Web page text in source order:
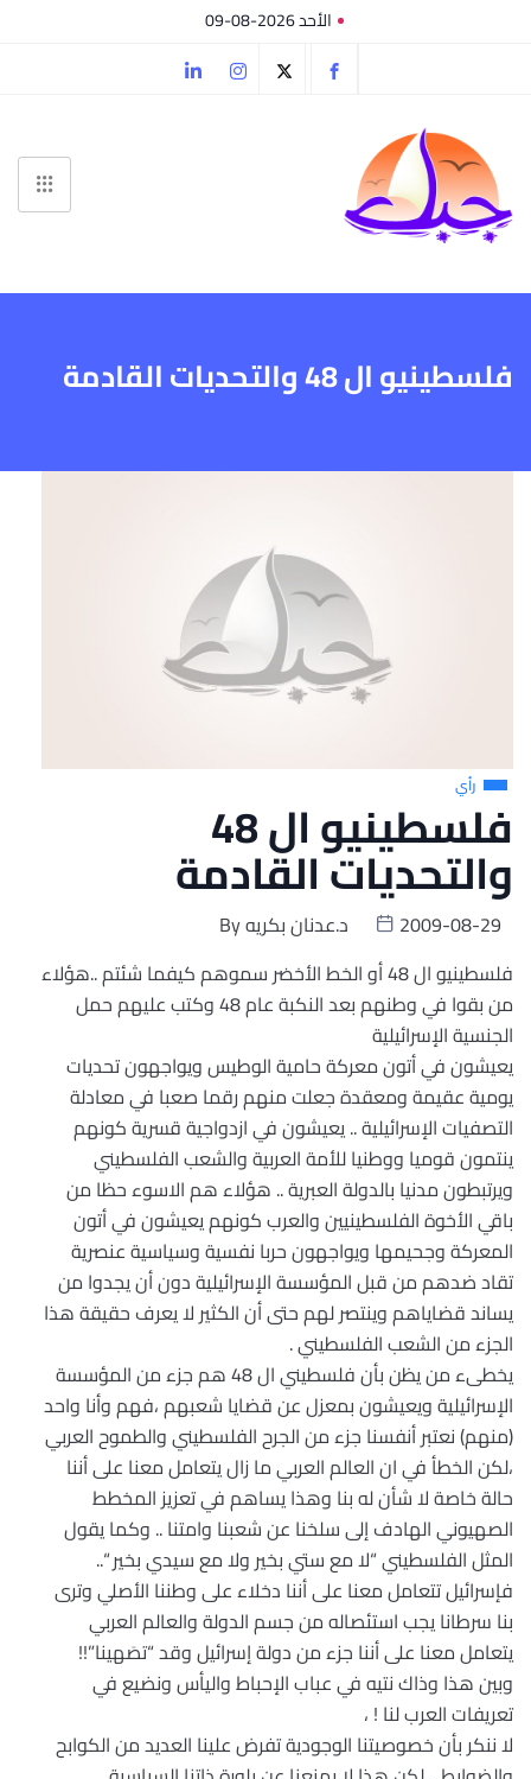
الأحد 2026-08-09
فلسطينيو ال 48 والتحديات القادمة
رأي
فلسطينيو ال 48
والتحديات القادمة
Byد.عدنان بكريه
2009-08-29
فلسطينيو ال 48 أو الخط الأخضر سموهم كيفما شئتم ..هؤلاء
من بقوا في وطنهم بعد النكبة عام 48 وكتب عليهم حمل
الجنسية الإسرائيلية
يعيشون في أتون معركة حامية الوطيس ويواجهون تحديات
يومية عقيمة ومعقدة جعلت منهم رقما صعبا في معادلة
التصفيات الإسرائيلية .. يعيشون في ازدواجية قسرية كونهم
ينتمون قوميا ووطنيا للأمة العربية والشعب الفلسطيني
ويرتبطون مدنيا بالدولة العبرية .. هؤلاء هم الاسوء حظا من
باقي الأخوة الفلسطينيين والعرب كونهم يعيشون في أتون
المعركة وجحيمها ويواجهون حربا نفسية وسياسية عنصرية
تقاد ضدهم من قبل المؤسسة الإسرائيلية دون أن يجدوا من
يساند قضاياهم وينتصر لهم حتى أن الكثير لا يعرف حقيقة هذا
الجزء من الشعب الفلسطيني .
يخطىء من يظن بأن فلسطيني ال 48 هم جزء من المؤسسة
الإسرائيلية ويعيشون بمعزل عن قضايا شعبهم ،فهم وأنا واحد
(منهم) نعتبر أنفسنا جزء من الجرح الفلسطيني والطموح العربي
،لكن الخطأ في ان العالم العربي ما زال يتعامل معنا على أننا
حالة خاصة لا شأن له بنا وهذا يساهم في تعزيز المخطط
الصهيوني الهادف إلى سلخنا عن شعبنا وامتنا .. وكما يقول
المثل الفلسطيني “لا مع ستي بخير ولا مع سيدي بخير “..
فإسرائيل تتعامل معنا على أننا دخلاء على وطننا الأصلي وترى
بنا سرطانا يجب استئصاله من جسم الدولة والعالم العربي
يتعامل معنا على أننا جزء من دولة إسرائيل وقد “تصَهينا”!!
وبين هذا وذاك نتيه في عباب الإحباط واليأس ونضيع في
تعريفات العرب لنا ! ،
لا ننكر بأن خصوصيتنا الوجودية تفرض علينا العديد من الكوابح